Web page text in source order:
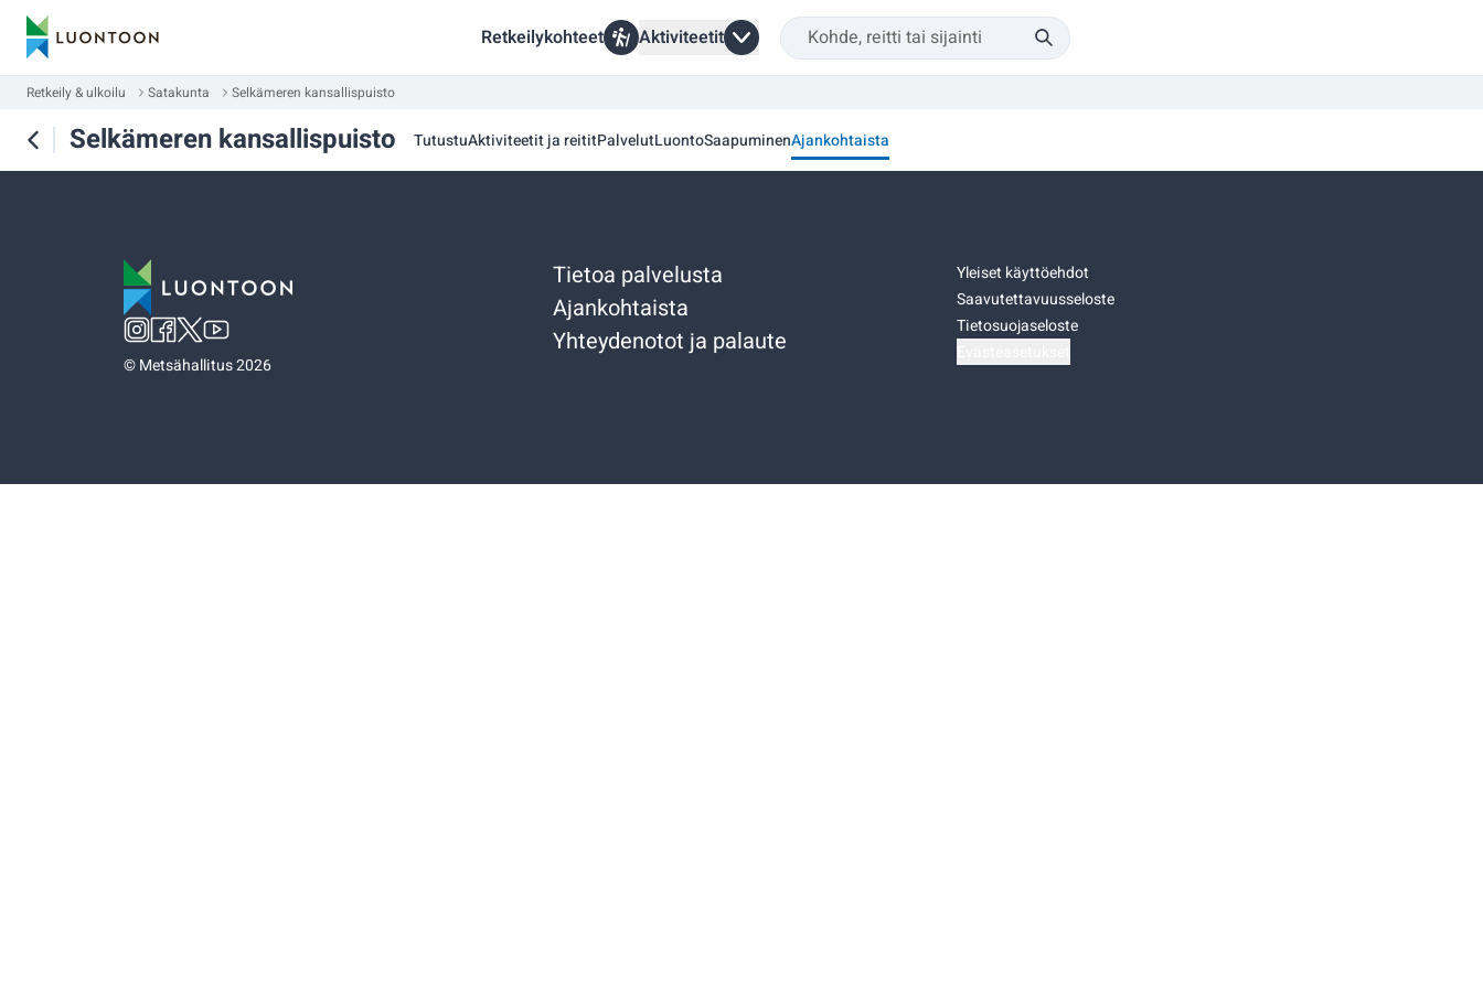
Retkeilykohteet Aktiviteetit
Retkeily & ulkoilu Satakunta Selkämeren kansallispuisto
Selkämeren kansallispuisto TutustuAktiviteetit ja reititPalvelutLuontoSaapuminenAjankohtaista
©Metsähallitus 2026
Tietoa palvelusta
Ajankohtaista
Yhteydenotot ja palaute
Yleiset käyttöehdot
Saavutettavuusseloste
Tietosuojaseloste